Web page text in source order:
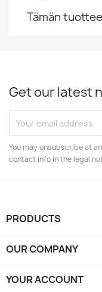
Tämän
Get our latest
You may unsubscribe at
contact info in the legal
PRODUCTS
OUR COMPANY
YOUR ACCOUNT